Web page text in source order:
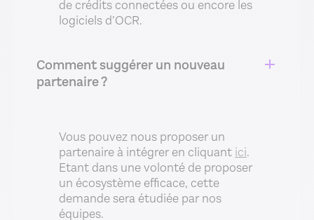
de crédits connectées ou encore les
logiciels d’OCR.
Comment suggérer un nouveau
partenaire ?
Vous pouvez nous proposer un
partenaire à intégrer en cliquant ici.
Etant dans une volonté de proposer
un écosystème efficace, cette
demande sera étudiée par nos
équipes.